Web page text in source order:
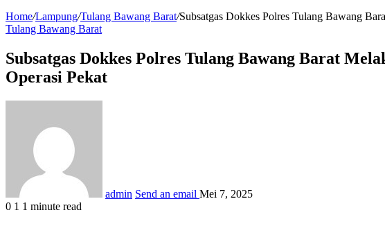
Home/Lampung/Tulang Bawang Barat/Subsatgas Dokkes Polres Tulang Bawang
Tulang Bawang Barat
Subsatgas Dokkes Polres Tulang Bawang Barat
Operasi Pekat
admin Send an email Mei 7, 2025
0 1 1 minute read